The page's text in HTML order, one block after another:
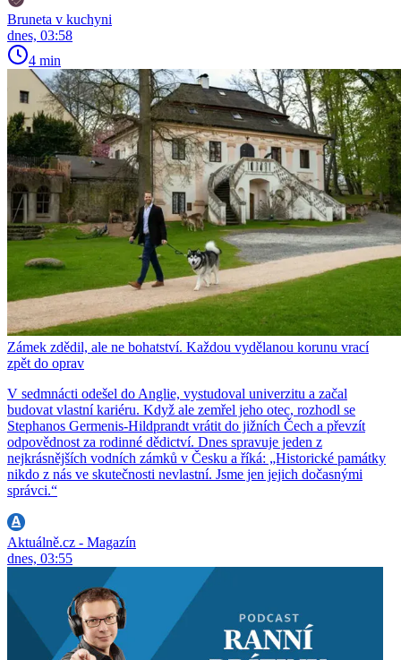
Bruneta v kuchyni
dnes, 03:58
4 min
Zámek zdědil, ale ne bohatství. Každou vydělanou korunu vrací
zpět do oprav
V sedmnácti odešel do Anglie, vystudoval univerzitu a začal
budovat vlastní kariéru. Když ale zemřel jeho otec, rozhodl se
Stephanos Germenis-Hildprandt vrátit do jižních Čech a převzít
odpovědnost za rodinné dědictví. Dnes spravuje jeden z
nejkrásnějších vodních zámků v Česku a říká: „Historické památky
nikdo z nás ve skutečnosti nevlastní. Jsme jen jejich dočasnými
správci.“
Aktuálně.cz - Magazín
dnes, 03:55